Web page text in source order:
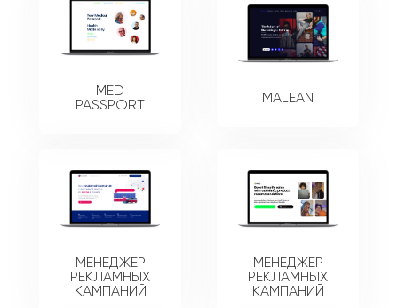
MED
PASSPORT
MALEAN
МЕНЕДЖЕР
РЕКЛАМНЫХ
КАМПАНИЙ
МЕНЕДЖЕР
РЕКЛАМНЫХ
КАМПАНИЙ